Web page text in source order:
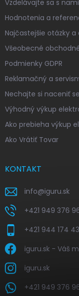
Vzdelávajte sa s nami
Hodnotenia a
Najčastejšie otázky a
Všeobecné
Podmienky GDPR
Reklamačný a
Nechajte si naceniť
Výhodný výkup
Ako prebieha výkup
Ako Vrátiť Tovar
KONTAKT
info@iguru.sk
+421 949 376
+421 944 174
iguru.sk - Váš
iguru.sk
+421 949 376